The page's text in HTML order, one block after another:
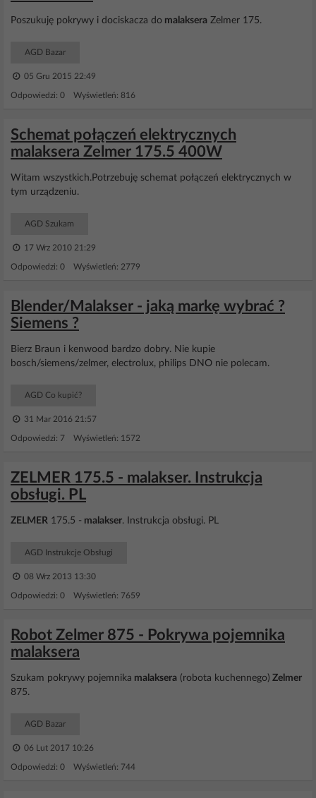
Poszukuję pokrywy i dociskacza do malaksera Zelmer 175.
AGD Bazar
05 Gru 2015 22:49
Odpowiedzi: 0 Wyświetleń: 816
Schemat połączeń elektrycznych
malaksera Zelmer 175.5 400W
Witam wszystkich.Potrzebuję schemat połączeń elektrycznych w
tym urządzeniu.
AGD Szukam
17 Wrz 2010 21:29
Odpowiedzi: 0 Wyświetleń: 2779
Blender/Malakser - jaką markę wybrać ?
Siemens ?
Bierz Braun i kenwood bardzo dobry. Nie kupie
bosch/siemens/zelmer, electrolux, philips DNO nie polecam.
AGD Co kupić?
31 Mar 2016 21:57
Odpowiedzi: 7 Wyświetleń: 1572
ZELMER 175.5 - malakser. Instrukcja
obsługi. PL
ZELMER 175.5 - malakser. Instrukcja obsługi. PL
AGD Instrukcje Obsługi
08 Wrz 2013 13:30
Odpowiedzi: 0 Wyświetleń: 7659
Robot Zelmer 875 - Pokrywa pojemnika
malaksera
Szukam pokrywy pojemnika malaksera (robota kuchennego) Zelmer
875.
AGD Bazar
06 Lut 2017 10:26
Odpowiedzi: 0 Wyświetleń: 744